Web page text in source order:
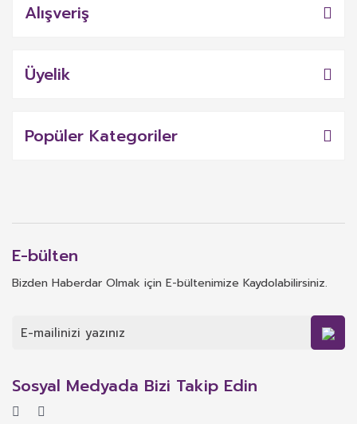
Alışveriş
Üyelik
Popüler Kategoriler
E-bülten
Bizden Haberdar Olmak için E-bültenimize Kaydolabilirsiniz.
Sosyal Medyada Bizi Takip Edin